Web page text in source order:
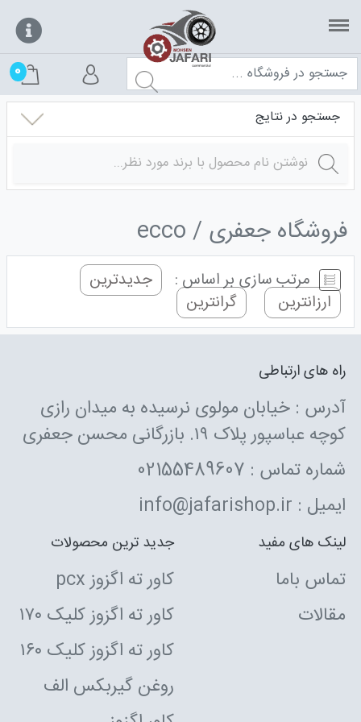
0
جستجو در نتایج
فروشگاه جعفری ecco
مرتب سازی بر اساس :
جدیدترین
ارزانترین
گرانترین
راه های ارتباطی
آدرس : خیابان مولوی نرسیده به میدان رازی
کوچه عباسپور پلاک ۱۹. بازرگانی محسن جعفری
شماره تماس : 02155489607
ایمیل : info@jafarishop.ir
لینک های مفید
تماس باما
مقالات
جدید ترین محصولات
کاور ته اگزوز pcx
کاور ته اگزوز کلیک ۱۷۰
کاور ته اگزوز کلیک ۱۶۰
روغن گیربکس الف